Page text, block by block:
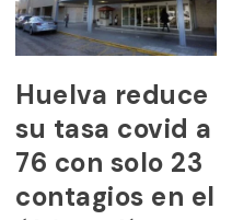
Huelva reduce
su tasa covid a
76 con solo 23
contagios en el